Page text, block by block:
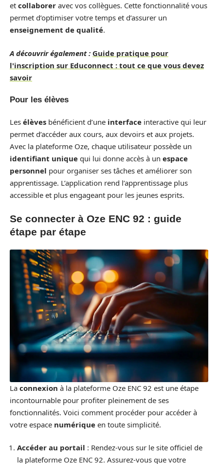
et collaborer avec vos collègues. Cette fonctionnalité vous
permet d’optimiser votre temps et d’assurer un
enseignement de qualité.
A découvrir également : Guide pratique pour
l'inscription sur Educonnect : tout ce que vous devez
savoir
Pour les élèves
Les élèves bénéficient d’une interface interactive qui leur
permet d’accéder aux cours, aux devoirs et aux projets.
Avec la plateforme Oze, chaque utilisateur possède un
identifiant unique qui lui donne accès à un espace
personnel pour organiser ses tâches et améliorer son
apprentissage. L’application rend l’apprentissage plus
accessible et plus engageant pour les jeunes esprits.
Se connecter à Oze ENC 92 : guide
étape par étape
La connexion à la plateforme Oze ENC 92 est une étape
incontournable pour profiter pleinement de ses
fonctionnalités. Voici comment procéder pour accéder à
votre espace numérique en toute simplicité.
Accéder au portail : Rendez-vous sur le site officiel de
la plateforme Oze ENC 92. Assurez-vous que votre